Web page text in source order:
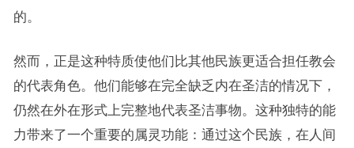
的。
然而，正是这种特质使他们比其他民族更适合担任教会
的代表角色。他们能够在完全缺乏内在圣洁的情况下，
仍然在外在形式上完整地代表圣洁事物。这种独特的能
力带来了一个重要的属灵功能：通过这个民族，在人间